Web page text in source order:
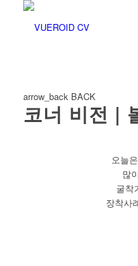
arrow_backBACK
코너 비전 |
오늘
많
굴착
장착사